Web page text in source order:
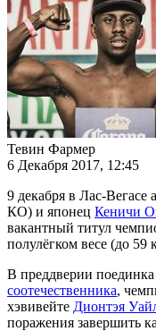
Тевин Фармер
6 Декабря 2017, 12:45
9 декабря в Лас-Вегасе
КО) и японец Кеничи
вакантный титул
полулёгком весе (до 59
В преддверии
соотечественника,
хэвивейте Дионтэя
поражения завершить